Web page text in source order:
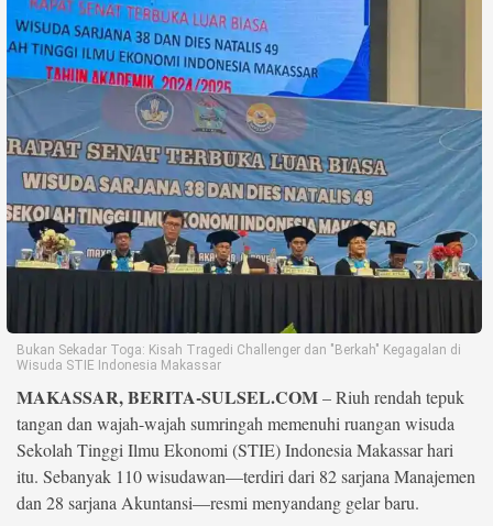
Profil
Opini
Video
More
Disclaimer
Bukan Sekadar Toga: Kisah Tragedi Challenger dan "Berkah" Kegagalan di
Wisuda STIE Indonesia Makassar
MAKASSAR, BERITA-SULSEL.COM– Riuh rendah tepuk
tangan dan wajah-wajah sumringah memenuhi ruangan wisuda
Sekolah Tinggi Ilmu Ekonomi (STIE) Indonesia Makassar hari
itu. Sebanyak 110 wisudawan—terdiri dari 82 sarjana Manajemen
dan 28 sarjana Akuntansi—resmi menyandang gelar baru.